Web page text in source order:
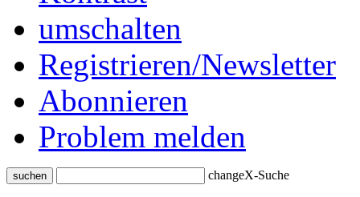
Registrieren/Newsletter
Abonnieren
Problem melden
suchen changeX-Suche